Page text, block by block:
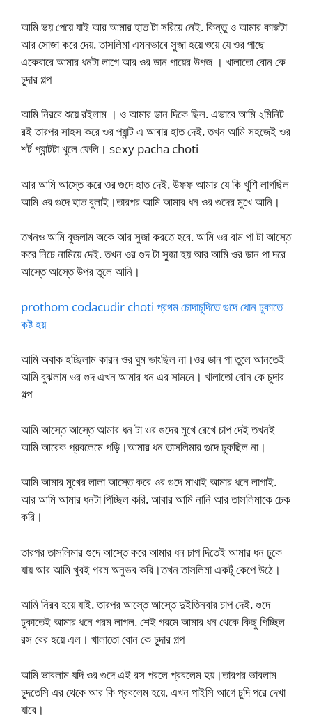
আমি ভয় পেয়ে যাই আর আমার হাত টা সরিয়ে নেই. কিন্তু ও আমার কাজটা
আর সোজা করে দেয়. তাসলিমা এমনভাবে সুজা হয়ে শুয়ে যে ওর পাছে
একেবারে আমার ধনটা লাগে আর ওর ডান পায়ের উপজ । খালাতো বোন কে
চুদার গল্প
আমি নিরবে শুয়ে রইলাম । ও আমার ডান দিকে ছিল. এভাবে আমি ২মিনিট
রই তারপর সাহস করে ওর প্যান্ট এ আবার হাত দেই. তখন আমি সহজেই ওর
শর্ট প্যান্টটা খুলে ফেলি। sexy pacha choti
আর আমি আস্তে করে ওর গুদে হাত দেই. উফফ আমার যে কি খুশি লাগছিল
আমি ওর গুদে হাত বুলাই।তারপর আমি আমার ধন ওর গুদের মুখে আনি।
তখনও আমি বুজলাম অকে আর সুজা করতে হবে. আমি ওর বাম পা টা আস্তে
করে নিচে নামিয়ে দেই. তখন ওর গুদ টা সুজা হয় আর আমি ওর ডান পা দরে
আস্তে আস্তে উপর তুলে আনি।
prothom codacudir choti প্রথম চোদাচুদিতে গুদে ধোন ঢুকাতে
কষ্ট হয়
আমি অবাক হচ্ছিলাম কারন ওর ঘুম ভাংছিল না।ওর ডান পা তুলে আনতেই
আমি বুঝলাম ওর গুদ এখন আমার ধন এর সামনে। খালাতো বোন কে চুদার
গল্প
আমি আস্তে আস্তে আমার ধন টা ওর গুদের মুখে রেখে চাপ দেই তখনই
আমি আরেক প্রবলেমে পড়ি।আমার ধন তাসলিমার গুদে ঢুকছিল না।
আমি আমার মুখের লালা আস্তে করে ওর গুদে মাখাই আমার ধনে লাগাই.
আর আমি আমার ধনটা পিচ্ছিল করি. আবার আমি নানি আর তাসলিমাকে চেক
করি।
তারপর তাসলিমার গুদে আস্তে করে আমার ধন চাপ দিতেই আমার ধন ঢুকে
যায় আর আমি খুবই গরম অনুভব করি।তখন তাসলিমা একটুঁ কেপে উঠে।
আমি নিরব হয়ে যাই. তারপর আস্তে আস্তে দুইতিনবার চাপ দেই. গুদে
ঢুকাতেই আমার ধনে গরম লাগল. শেই গরমে আমার ধন থেকে কিছু পিচ্ছিল
রস বের হয়ে এল। খালাতো বোন কে চুদার গল্প
আমি ভাবলাম যদি ওর গুদে এই রস পরলে প্রবলেম হয়।তারপর ভাবলাম
চুদতেসি এর থেকে আর কি প্রবলেম হয়ে. এখন পাইসি আগে চুদি পরে দেখা
যাবে।